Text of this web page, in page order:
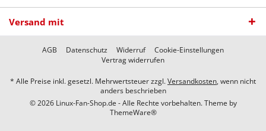
Versand mit
AGB Datenschutz Widerruf
Cookie-Einstellungen
Vertrag widerrufen
* Alle Preise inkl. gesetzl. Mehrwertsteuer zzgl.Versandkosten, wenn nicht
anders beschrieben
© 2026 Linux-Fan-Shop.de - Alle Rechte vorbehalten. Theme by
ThemeWare®